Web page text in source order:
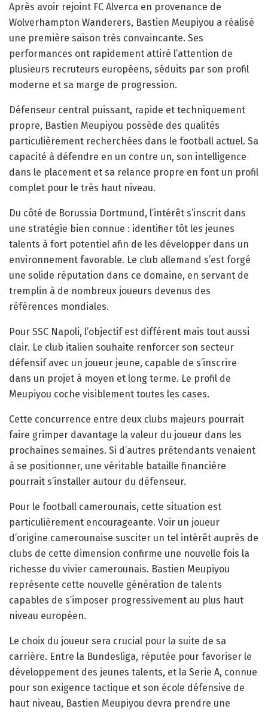
Après avoir rejoint FC Alverca en provenance de
Wolverhampton Wanderers, Bastien Meupiyou a réalisé
une première saison très convaincante. Ses
performances ont rapidement attiré l’attention de
plusieurs recruteurs européens, séduits par son profil
moderne et sa marge de progression.
Défenseur central puissant, rapide et techniquement
propre, Bastien Meupiyou possède des qualités
particulièrement recherchées dans le football actuel. Sa
capacité à défendre en un contre un, son intelligence
dans le placement et sa relance propre en font un profil
complet pour le très haut niveau.
Du côté de Borussia Dortmund, l’intérêt s’inscrit dans
une stratégie bien connue : identifier tôt les jeunes
talents à fort potentiel afin de les développer dans un
environnement favorable. Le club allemand s’est forgé
une solide réputation dans ce domaine, en servant de
tremplin à de nombreux joueurs devenus des
références mondiales.
Pour SSC Napoli, l’objectif est différent mais tout aussi
clair. Le club italien souhaite renforcer son secteur
défensif avec un joueur jeune, capable de s’inscrire
dans un projet à moyen et long terme. Le profil de
Meupiyou coche visiblement toutes les cases.
Cette concurrence entre deux clubs majeurs pourrait
faire grimper davantage la valeur du joueur dans les
prochaines semaines. Si d’autres prétendants venaient
à se positionner, une véritable bataille financière
pourrait s’installer autour du défenseur.
Pour le football camerounais, cette situation est
particulièrement encourageante. Voir un joueur
d’origine camerounaise susciter un tel intérêt auprès de
clubs de cette dimension confirme une nouvelle fois la
richesse du vivier camerounais. Bastien Meupiyou
représente cette nouvelle génération de talents
capables de s’imposer progressivement au plus haut
niveau européen.
Le choix du joueur sera crucial pour la suite de sa
carrière. Entre la Bundesliga, réputée pour favoriser le
développement des jeunes talents, et la Serie A, connue
pour son exigence tactique et son école défensive de
haut niveau, Bastien Meupiyou devra prendre une